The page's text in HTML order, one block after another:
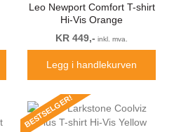
Leo Newport Comfort T-shirt
Hi-Vis Orange
KR 449,- inkl. mva.
Legg i handlekurven
BESTSELGER!